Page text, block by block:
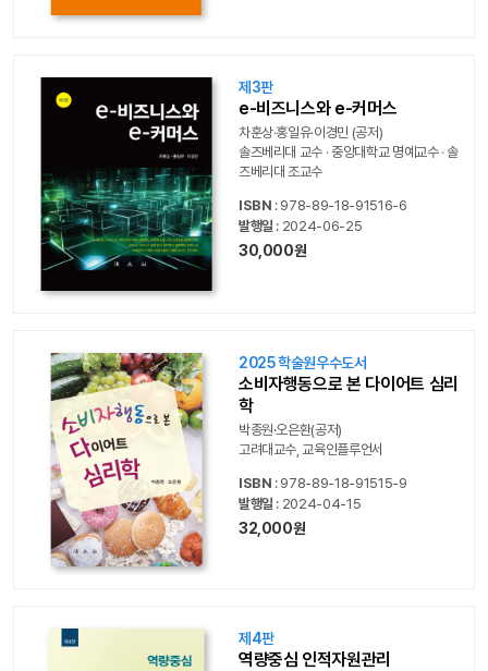
제3판
e-비즈니스와 e-커머스
차훈상‧홍일유‧이경민 (공저)
솔즈베리대 교수 ‧ 중앙대학교 명예교수 ‧ 솔
즈베리대 조교수
ISBN : 978-89-18-91516-6
발행일 : 2024-06-25
30,000원
2025 학술원우수도서
소비자행동으로 본 다이어트 심리
학
박종원·오은환(공저)
고려대교수, 교육인플루언서
ISBN : 978-89-18-91515-9
발행일 : 2024-04-15
32,000원
제4판
역량중심 인적자원관리